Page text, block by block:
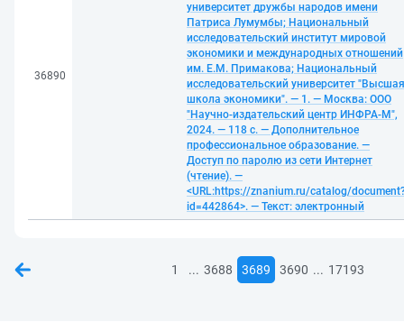
36890
университет дружбы народов имени
Патриса Лумумбы; Национальный
исследовательский институт мировой
экономики и международных отношений
им. Е.М. Примакова; Национальный
исследовательский университет "Высшая
школа экономики". — 1. — Москва: ООО
"Научно-издательский центр ИНФРА-М",
2024. — 118 с. — Дополнительное
профессиональное образование. —
Доступ по паролю из сети Интернет
(чтение). —
<URL:https://znanium.ru/catalog/
id=442864>. — Текст: электронный
1 ... 3688 3689 3690 ... 17193